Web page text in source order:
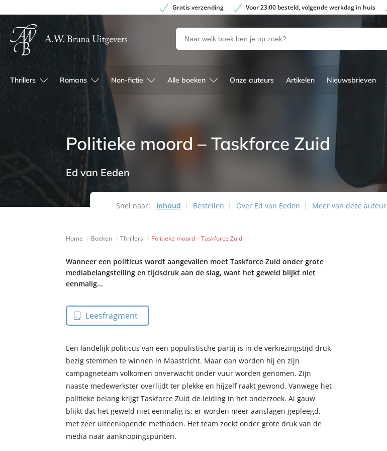
Gratis verzending Voor 23:00 besteld, volgende werkdag in huis
Zoeken
naar
en
Thrillers Romans Non-fictie Alle boeken Onze auteurs Artikelen Nieuwsbrieven
Politieke moord – Taskforce Zuid
Ed van Eeden
Snel naar: Inhoud Bestellen Over Ed van Eeden Meer van deze auteur
Home Boeken Thrillers Politieke moord – Taskforce Zuid
Wanneer een politicus wordt aangevallen moet Taskforce Zuid onder grote
mediabelangstelling en tijdsdruk aan de slag, want het geweld blijkt niet
eenmalig...
Leesfragment
Een landelijk politicus van een populistische partij is in de verkiezingstijd druk
bezig stemmen te winnen in Maastricht. Maar dan worden hij en zijn
campagneteam volkomen onverwacht onder vuur worden genomen. Zijn
naaste medewerkster overlijdt ter plekke en hijzelf raakt gewond. Vanwege het
politieke belang krijgt Taskforce Zuid de leiding in het onderzoek. Al gauw
blijkt dat het geweld niet eenmalig is: er worden meer aanslagen gepleegd,
met zeer uiteenlopende methoden. Het team zoekt onder grote druk van de
media naar aanknopingspunten.